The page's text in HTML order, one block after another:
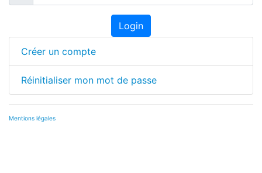
Login
Créer un compte
Réinitialiser mon mot de passe
Mentions légales